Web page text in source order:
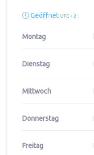
Geöffnet UTC + 2
Montag
Dienstag
Mittwoch
Donnerstag
Freitag